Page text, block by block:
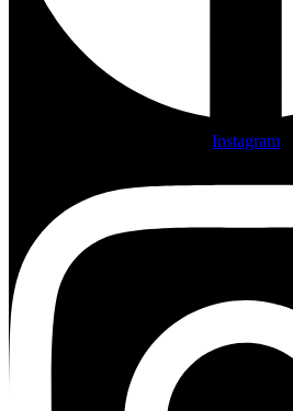
Instagram